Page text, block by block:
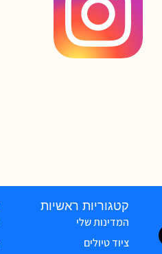
קטגוריות ראשיות
המדינות שלי
ציוד טיולים